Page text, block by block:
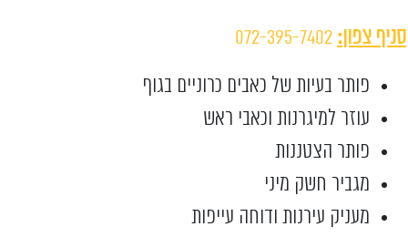
סניף צפון: 072-395-7402
פותר בעיות של כאבים כרוניים בגוף
עוזר למיגרנות וכאבי ראש
פותר הצטננות
מגביר חשק מיני
מעניק עירנות ודוחה עייפות